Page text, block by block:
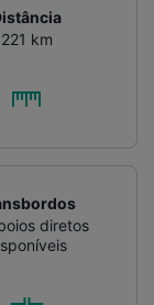
221 km
diretos